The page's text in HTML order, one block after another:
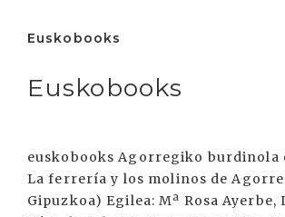
Euskobooks
Euskobooks
euskobooks Agorregiko burdinola
La ferrería y los molinos de
Gipuzkoa) Egilea: Mª Rosa Ayerbe,